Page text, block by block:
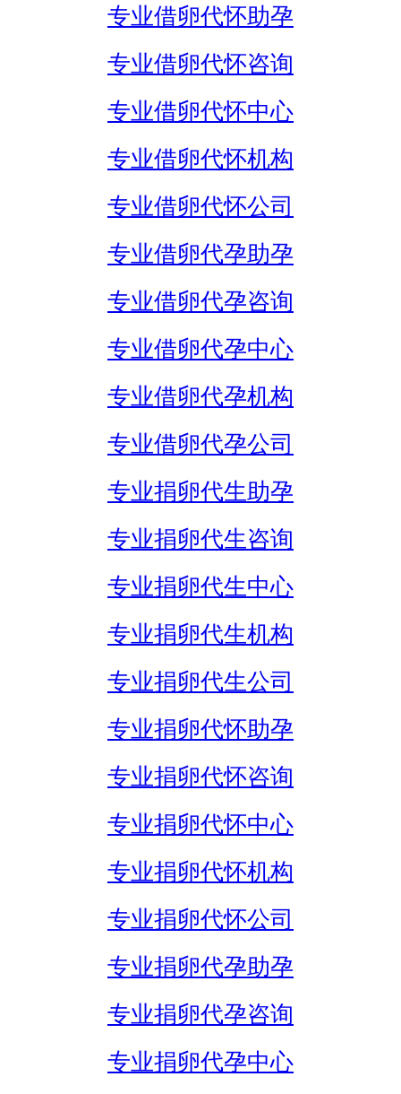
专业借卵代怀助孕
专业借卵代怀咨询
专业借卵代怀中心
专业借卵代怀机构
专业借卵代怀公司
专业借卵代孕助孕
专业借卵代孕咨询
专业借卵代孕中心
专业借卵代孕机构
专业借卵代孕公司
专业捐卵代生助孕
专业捐卵代生咨询
专业捐卵代生中心
专业捐卵代生机构
专业捐卵代生公司
专业捐卵代怀助孕
专业捐卵代怀咨询
专业捐卵代怀中心
专业捐卵代怀机构
专业捐卵代怀公司
专业捐卵代孕助孕
专业捐卵代孕咨询
专业捐卵代孕中心